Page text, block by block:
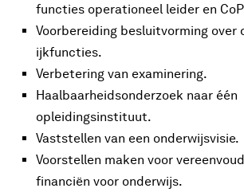
functies operationeel leider en
Voorbereiding besluitvorming over
ijkfuncties.
Verbetering van examinering.
Haalbaarheidsonderzoek naar één
opleidingsinstituut.
Vaststellen van een onderwijsvisie.
Voorstellen maken voor
financiën voor onderwijs.